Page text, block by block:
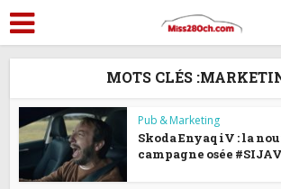
MOTS CLÉS
Pub & Marketing
Skoda Enyaq iV : la
campagne osée